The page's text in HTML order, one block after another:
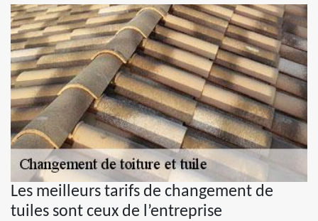
Les meilleurs tarifs de changement de
tuiles sont ceux de l’entreprise